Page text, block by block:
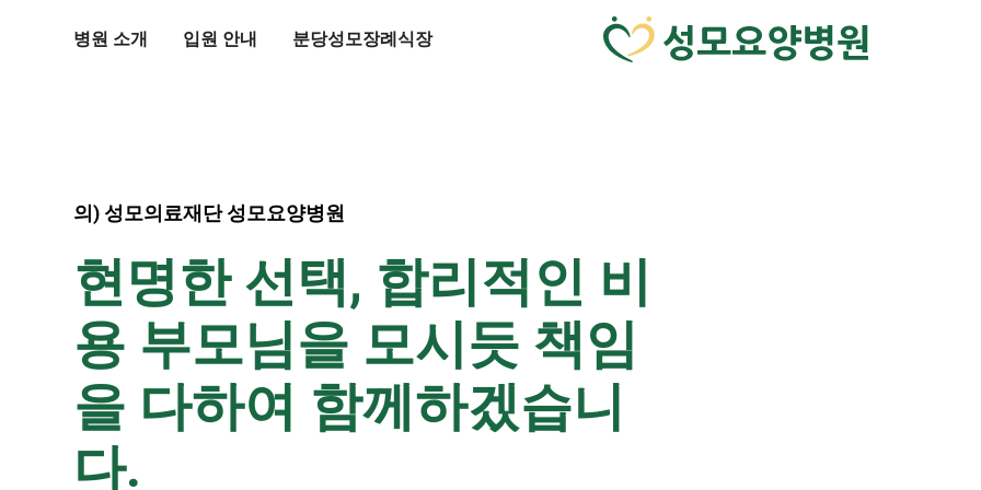
병원 소개 입원 안내 분당성모장례식장
의) 성모의료재단 성모요양병원
현명한 선택, 합리적인 비
용 부모님을 모시듯 책임
을 다하여 함께하겠습니
다.